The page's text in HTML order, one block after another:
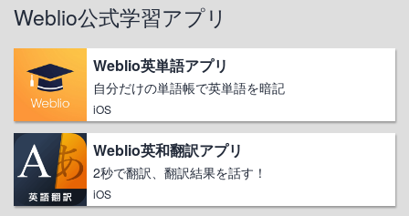
Weblio公式学習アプリ
Weblio英単語アプリ
自分だけの単語帳で英単語を暗記
iOS
Weblio英和翻訳アプリ
2秒で翻訳、翻訳結果を話す！
iOS